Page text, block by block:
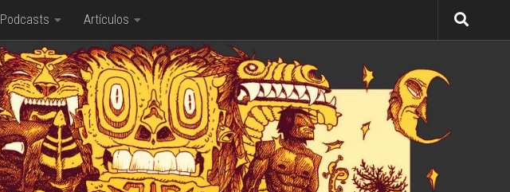
Podcasts Artículos